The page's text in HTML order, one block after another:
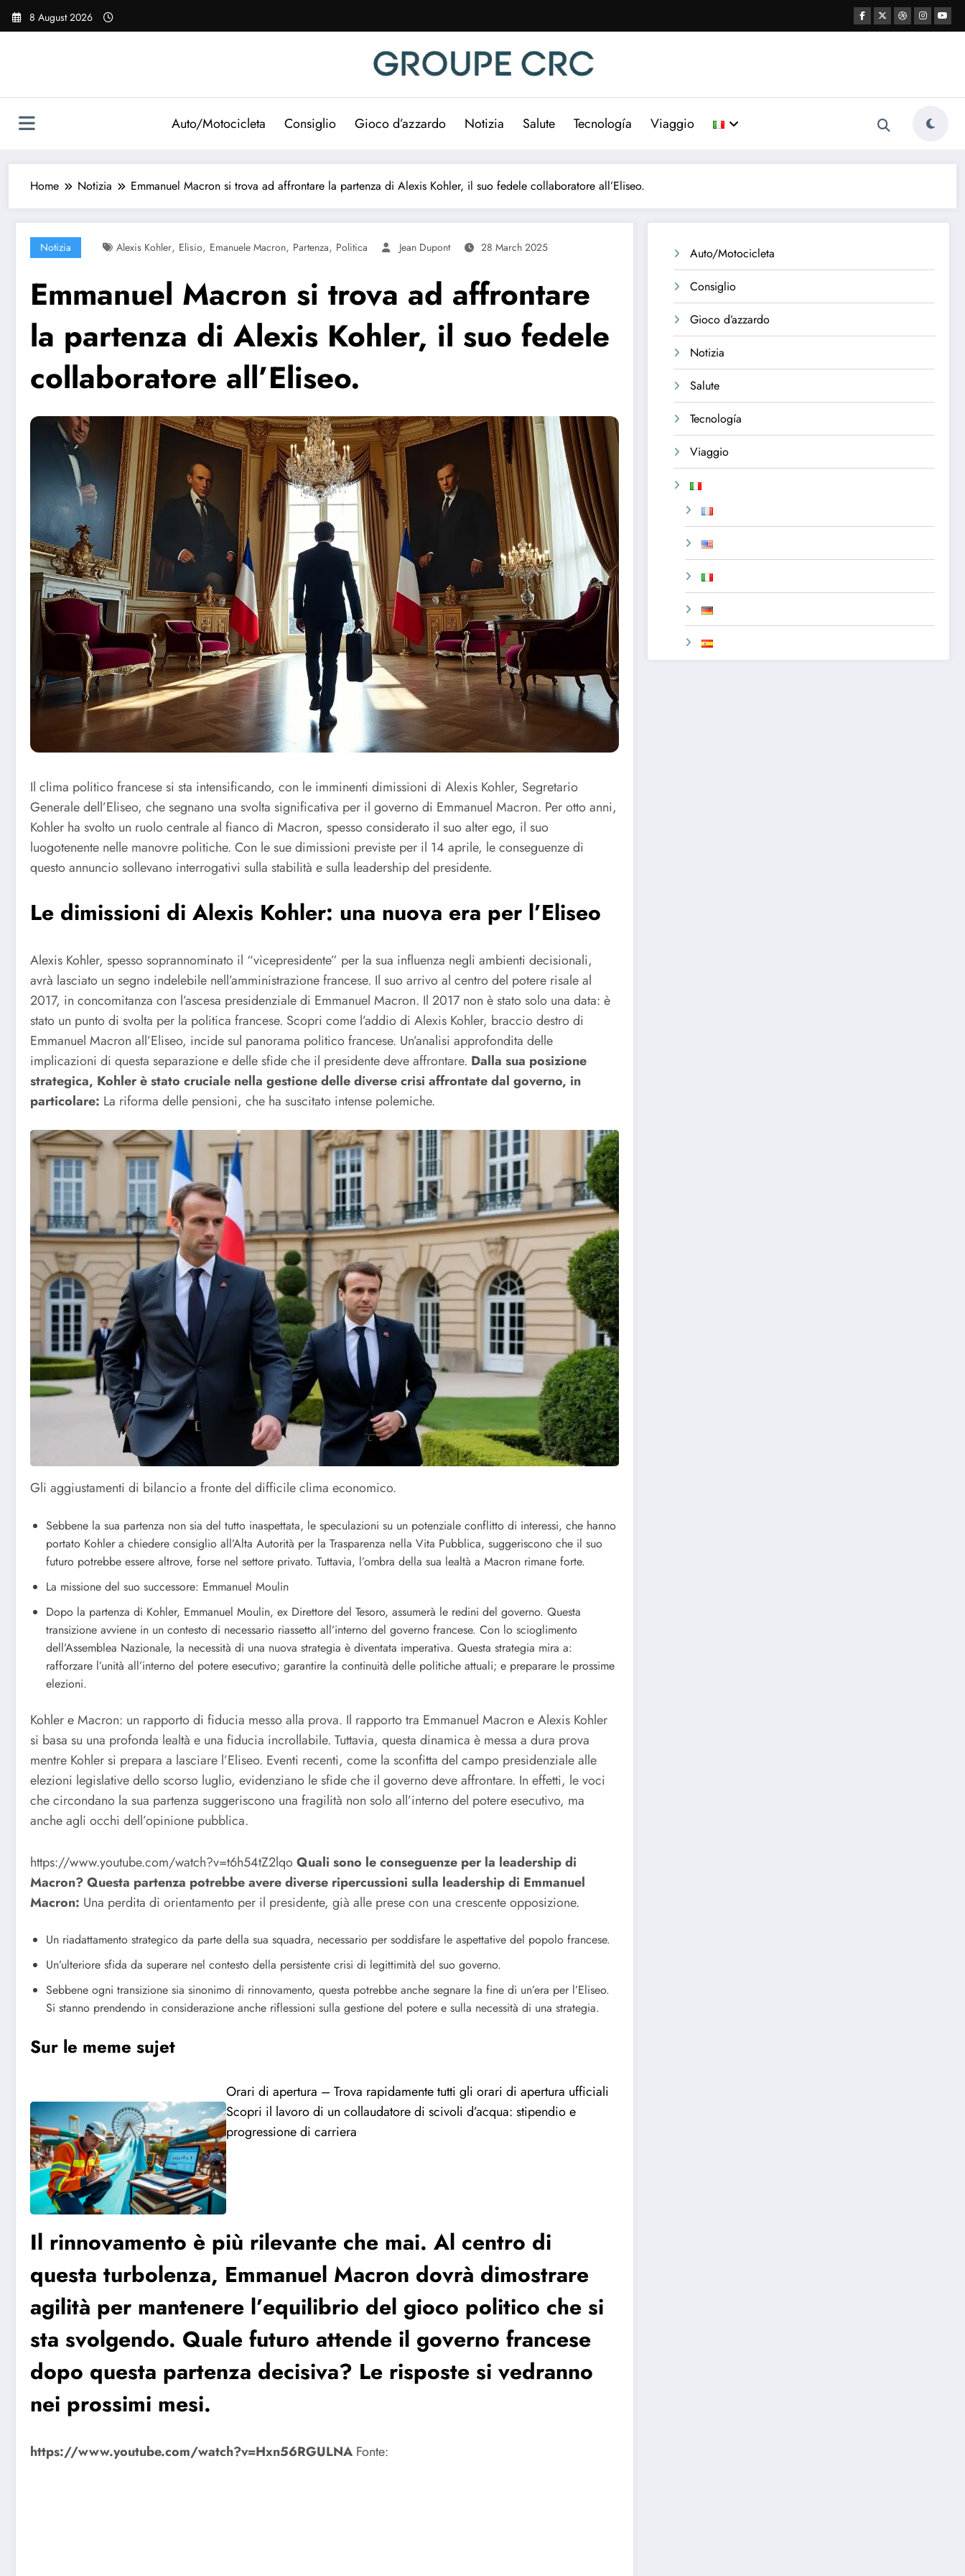
Vai
8 August 2026
Auto/Motocicleta Consiglio Gioco d’azzardo Notizia Salute Tecnología Viaggio
Home Notizia Emmanuel Macron si trova ad affrontare la partenza di Alexis Kohler, il suo fedele collaboratore all’Eliseo.
Notizia Alexis Kohler, Elisio, Emanuele Macron, Partenza, Politica Jean Dupont 28 March 2025
Emmanuel Macron si trova ad affrontare
la partenza di Alexis Kohler, il suo fedele
collaboratore all’Eliseo.
Il clima politico francese si sta intensificando, con le imminenti dimissioni di Alexis Kohler, Segretario
Generale dell’Eliseo, che segnano una svolta significativa per il governo di Emmanuel Macron. Per otto anni,
Kohler ha svolto un ruolo centrale al fianco di Macron, spesso considerato il suo alter ego, il suo
luogotenente nelle manovre politiche. Con le sue dimissioni previste per il 14 aprile, le conseguenze di
questo annuncio sollevano interrogativi sulla stabilità e sulla leadership del presidente.
Le dimissioni di Alexis Kohler: una nuova era per l’Eliseo
Alexis Kohler, spesso soprannominato il “vicepresidente” per la sua influenza negli ambienti decisionali,
avrà lasciato un segno indelebile nell’amministrazione francese. Il suo arrivo al centro del potere risale al
2017, in concomitanza con l’ascesa presidenziale di Emmanuel Macron. Il 2017 non è stato solo una data: è
stato un punto di svolta per la politica francese. Scopri come l’addio di Alexis Kohler, braccio destro di
Emmanuel Macron all’Eliseo, incide sul panorama politico francese. Un’analisi approfondita delle
implicazioni di questa separazione e delle sfide che il presidente deve affrontare. Dalla sua posizione
strategica, Kohler è stato cruciale nella gestione delle diverse crisi affrontate dal governo, in
particolare: La riforma delle pensioni, che ha suscitato intense polemiche.
Gli aggiustamenti di bilancio a fronte del difficile clima economico.
Sebbene la sua partenza non sia del tutto inaspettata, le speculazioni su un potenziale conflitto di interessi, che hanno
portato Kohler a chiedere consiglio all’Alta Autorità per la Trasparenza nella Vita Pubblica, suggeriscono che il suo
futuro potrebbe essere altrove, forse nel settore privato. Tuttavia, l’ombra della sua lealtà a Macron rimane forte.
La missione del suo successore: Emmanuel Moulin
Dopo la partenza di Kohler, Emmanuel Moulin, ex Direttore del Tesoro, assumerà le redini del governo. Questa
transizione avviene in un contesto di necessario riassetto all’interno del governo francese. Con lo scioglimento
dell’Assemblea Nazionale, la necessità di una nuova strategia è diventata imperativa. Questa strategia mira a:
rafforzare l’unità all’interno del potere esecutivo; garantire la continuità delle politiche attuali; e preparare le prossime
elezioni.
Kohler e Macron: un rapporto di fiducia messo alla prova. Il rapporto tra Emmanuel Macron e Alexis Kohler
si basa su una profonda lealtà e una fiducia incrollabile. Tuttavia, questa dinamica è messa a dura prova
mentre Kohler si prepara a lasciare l’Eliseo. Eventi recenti, come la sconfitta del campo presidenziale alle
elezioni legislative dello scorso luglio, evidenziano le sfide che il governo deve affrontare. In effetti, le voci
che circondano la sua partenza suggeriscono una fragilità non solo all’interno del potere esecutivo, ma
anche agli occhi dell’opinione pubblica.
https://www.youtube.com/watch?v=t6h54tZ2lqoQuali sono le conseguenze per la leadership di
Macron?Questa partenza potrebbe avere diverse ripercussioni sulla leadership di Emmanuel
Macron: Una perdita di orientamento per il presidente, già alle prese con una crescente opposizione.
Un riadattamento strategico da parte della sua squadra, necessario per soddisfare le aspettative del popolo francese.
Un’ulteriore sfida da superare nel contesto della persistente crisi di legittimità del suo governo.
Sebbene ogni transizione sia sinonimo di rinnovamento, questa potrebbe anche segnare la fine di un’era per l’Eliseo.
Si stanno prendendo in considerazione anche riflessioni sulla gestione del potere e sulla necessità di una strategia.
Sur le meme sujet
Orari di apertura – Trova rapidamente tutti gli orari di apertura ufficiali
Scopri il lavoro di un collaudatore di scivoli d’acqua: stipendio e
progressione di carriera
Il rinnovamento è più rilevante che mai. Al centro di
questa turbolenza, Emmanuel Macron dovrà dimostrare
agilità per mantenere l’equilibrio del gioco politico che si
sta svolgendo. Quale futuro attende il governo francese
dopo questa partenza decisiva? Le risposte si vedranno
nei prossimi mesi.
https://www.youtube.com/watch?v=Hxn56RGULNA Fonte:
Auto/Motocicleta
Consiglio
Gioco d’azzardo
Notizia
Salute
Tecnología
Viaggio